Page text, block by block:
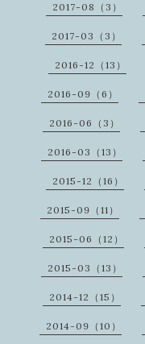
2017-08（3）
2017-03（3）
2016-12（13）
2016-09（6）
2016-06（3）
2016-03（13）
2015-12（16）
2015-09（11）
2015-06（12）
2015-03（13）
2014-12（15）
2014-09（10）